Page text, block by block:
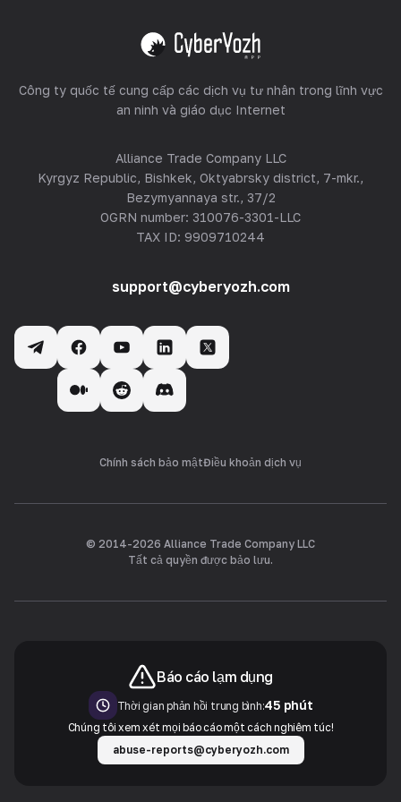
Xem tất cả
Công ty quốc tế cung cấp các dịch vụ tư nhân trong lĩnh vực
an ninh và giáo dục Internet
Alliance Trade Company LLC
Kyrgyz Republic, Bishkek, Oktyabrsky district, 7-mkr.,
Bezymyannaya str., 37/2
OGRN number: 310076-3301-LLC
TAX ID: 9909710244
support@cyberyozh.com
Chính sách bảo mậtĐiều khoản dịch vụ
© 2014-2026 Alliance Trade Company LLC
Tất cả quyền được bảo lưu.
Báo cáo lạm dụng
Thời gian phản hồi trung bình:45 phút
Chúng tôi xem xét mọi báo cáo một cách nghiêm túc!
abuse-reports@cyberyozh.com